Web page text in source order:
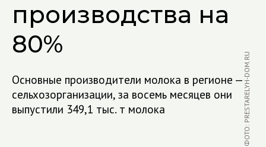
производства на
80%
Основные производители молока в регионе —
сельхозорганизации, за восемь месяцев они
выпустили 349,1 тыс. т молока
ФОТО: PRESTARELYH-DOM.RU